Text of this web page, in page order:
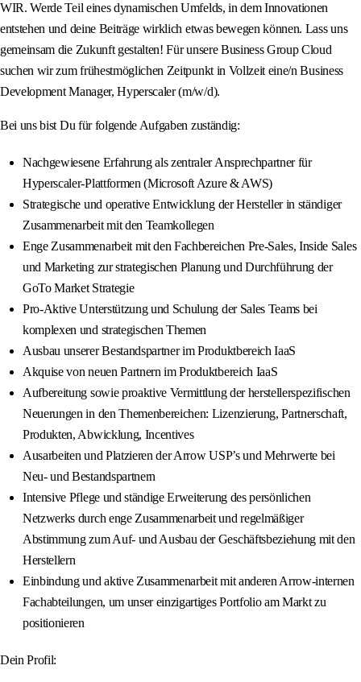
WIR. Werde Teil eines dynamischen Umfelds, in dem Innovationen
entstehen und deine Beiträge wirklich etwas bewegen können. Lass uns
gemeinsam die Zukunft gestalten! Für unsere Business Group Cloud
suchen wir zum frühestmöglichen Zeitpunkt in Vollzeit eine/n Business
Development Manager, Hyperscaler (m/w/d).
Bei uns bist Du für folgende Aufgaben zuständig:
Nachgewiesene Erfahrung als zentraler Ansprechpartner für
Hyperscaler-Plattformen (Microsoft Azure & AWS)
Strategische und operative Entwicklung der Hersteller in ständiger
Zusammenarbeit mit den Teamkollegen
Enge Zusammenarbeit mit den Fachbereichen Pre-Sales, Inside Sales
und Marketing zur strategischen Planung und Durchführung der
GoTo Market Strategie
Pro-Aktive Unterstützung und Schulung der Sales Teams bei
komplexen und strategischen Themen
Ausbau unserer Bestandspartner im Produktbereich IaaS
Akquise von neuen Partnern im Produktbereich IaaS
Aufbereitung sowie proaktive Vermittlung der herstellerspezifischen
Neuerungen in den Themenbereichen: Lizenzierung, Partnerschaft,
Produkten, Abwicklung, Incentives
Ausarbeiten und Platzieren der Arrow USP’s und Mehrwerte bei
Neu- und Bestandspartnern
Intensive Pflege und ständige Erweiterung des persönlichen
Netzwerks durch enge Zusammenarbeit und regelmäßiger
Abstimmung zum Auf- und Ausbau der Geschäftsbeziehung mit den
Herstellern
Einbindung und aktive Zusammenarbeit mit anderen Arrow-internen
Fachabteilungen, um unser einzigartiges Portfolio am Markt zu
positionieren
Dein Profil: